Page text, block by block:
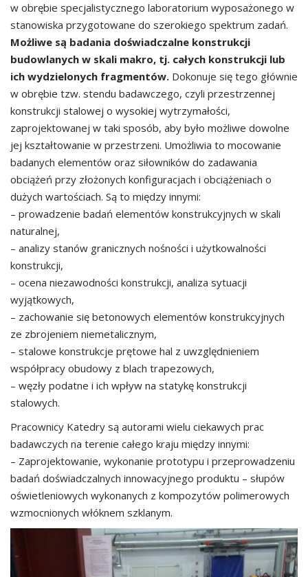
w obrębie specjalistycznego laboratorium wyposażonego w
stanowiska przygotowane do szerokiego spektrum zadań.
Możliwe są badania doświadczalne konstrukcji
budowlanych w skali makro, tj. całych konstrukcji lub
ich wydzielonych fragmentów. Dokonuje się tego głównie
w obrębie tzw. stendu badawczego, czyli przestrzennej
konstrukcji stalowej o wysokiej wytrzymałości,
zaprojektowanej w taki sposób, aby było możliwe dowolne
jej kształtowanie w przestrzeni. Umożliwia to mocowanie
badanych elementów oraz siłowników do zadawania
obciążeń przy złożonych konfiguracjach i obciążeniach o
dużych wartościach. Są to między innymi:
– prowadzenie badań elementów konstrukcyjnych w skali
naturalnej,
– analizy stanów granicznych nośności i użytkowalności
konstrukcji,
– ocena niezawodności konstrukcji, analiza sytuacji
wyjątkowych,
– zachowanie się betonowych elementów konstrukcyjnych
ze zbrojeniem niemetalicznym,
– stalowe konstrukcje prętowe hal z uwzględnieniem
współpracy obudowy z blach trapezowych,
– węzły podatne i ich wpływ na statykę konstrukcji
stalowych.
Pracownicy Katedry są autorami wielu ciekawych prac
badawczych na terenie całego kraju między innymi:
– Zaprojektowanie, wykonanie prototypu i przeprowadzeniu
badań doświadczalnych innowacyjnego produktu – słupów
oświetleniowych wykonanych z kompozytów polimerowych
wzmocnionych włóknem szklanym.